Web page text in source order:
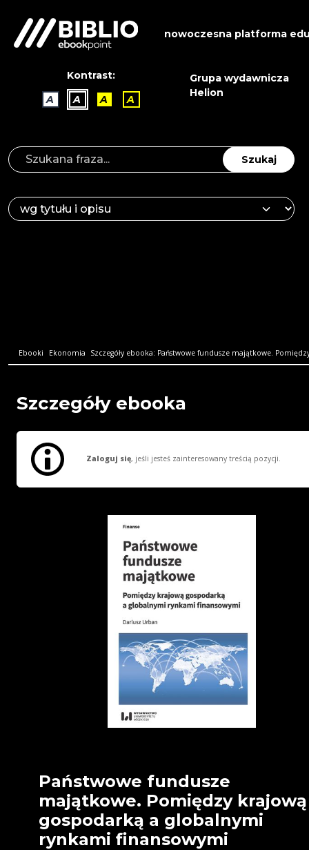
nowoczesna platforma
Kontrast:
A
A A A
Grupa wydawnicza
Helion
Szukaj
Ebooki Ekonomia Szczegóły ebooka: Państwowe fundusze majątkowe.
Szczegóły ebooka
Zaloguj się, jeśli jesteś zainteresowany treścią pozycji.
Państwowe fundusze
majątkowe. Pomiędzy krajową
gospodarką a globalnymi
rynkami finansowymi